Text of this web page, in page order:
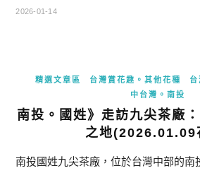
2026-01-14
精選文章區 台灣賞花趣。其他花種
中台灣。南投
南投。國姓》走訪九尖茶廠
之地(2026.01.09
南投國姓九尖茶廠，位於台灣中部的南